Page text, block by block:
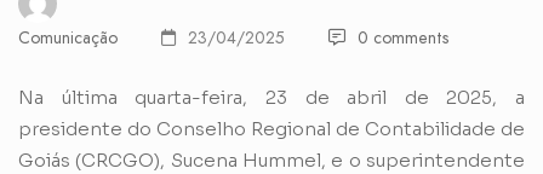
Comunicação 23/04/2025 0 comments
Na última quarta-feira, 23 de abril de 2025, a
presidente do Conselho Regional de Contabilidade de
Goiás (CRCGO), Sucena Hummel, e o superintendente